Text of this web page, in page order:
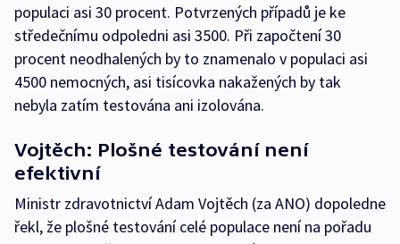
populaci asi 30 procent. Potvrzených případů je ke
středečnímu odpoledni asi 3500. Při započtení 30
procent neodhalených by to znamenalo v populaci asi
4500 nemocných, asi tisícovka nakažených by tak
nebyla zatím testována ani izolována.
Vojtěch: Plošné testování není
efektivní
Ministr zdravotnictví Adam Vojtěch (za ANO) dopoledne
řekl, že plošné testování celé populace není na pořadu